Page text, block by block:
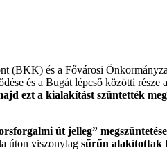
(BKK) és a Fővárosi
és a Bugát lépcső közötti része
ezt a kialakítást szüntették
út jelleg” megszüntetése
úton viszonylag sűrűn alakítottak